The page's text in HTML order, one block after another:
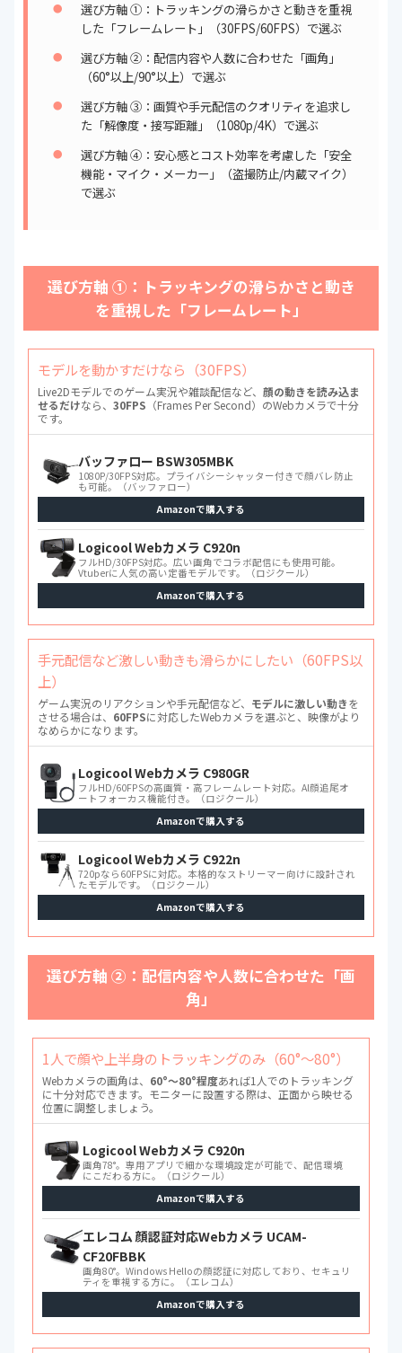
選び方軸 ①：トラッキングの滑らかさと動きを重視
した「フレームレート」（30FPS/60FPS）で選ぶ
選び方軸 ②：配信内容や人数に合わせた「画角」
（60°以上/90°以上）で選ぶ
選び方軸 ③：画質や手元配信のクオリティを追求し
た「解像度・接写距離」（1080p/4K）で選ぶ
選び方軸 ④：安心感とコスト効率を考慮した「安全
機能・マイク・メーカー」（盗撮防止/内蔵マイク）
で選ぶ
選び方軸 ①：トラッキングの滑らかさと動き
を重視した「フレームレート」
モデルを動かすだけなら（30FPS）
Live2Dモデルでのゲーム実況や雑談配信など、 顔の動きを読み込ま
せるだけなら、 30FPS （Frames Per Second）のWebカメラで十分
です。
バッファロー BSW305MBK
1080P/30FPS対応。プライバシーシャッター付きで顔バレ防止
も可能。（バッファロー）
Amazonで購入する
Logicool Webカメラ C920n
フルHD/30FPS対応。広い画角でコラボ配信にも使用可能。
Vtuberに人気の高い定番モデルです。（ロジクール）
Amazonで購入する
手元配信など激しい動きも滑らかにしたい（60FPS以
上）
ゲーム実況のリアクションや手元配信など、 モデルに激しい動きを
させる場合は、 60FPSに対応したWebカメラを選ぶと、映像がより
なめらかになります。
Logicool Webカメラ C980GR
フルHD/60FPSの高画質・高フレームレート対応。AI顔追尾オ
ートフォーカス機能付き。（ロジクール）
Amazonで購入する
Logicool Webカメラ C922n
720pなら60FPSに対応。本格的なストリーマー向けに設計され
たモデルです。（ロジクール）
Amazonで購入する
選び方軸 ②：配信内容や人数に合わせた「画
角」
1人で顔や上半身のトラッキングのみ（60°〜80°）
Webカメラの画角は、 60°〜80°程度あれば1人でのトラッキング
に十分対応できます。モニターに設置する際は、正面から映せる
位置に調整しましょう。
Logicool Webカメラ C920n
画角78°。専用アプリで細かな環境設定が可能で、配信環境
にこだわる方に。（ロジクール）
Amazonで購入する
エレコム 顔認証対応Webカメラ UCAM-
CF20FBBK
画角80°。Windows Helloの顔認証に対応しており、セキュリ
ティを重視する方に。（エレコム）
Amazonで購入する